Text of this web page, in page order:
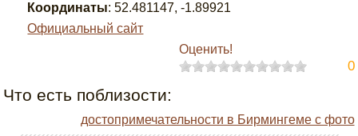
Координаты: 52.481147,-1.89921
Официальный сайт
Оценить!
0
Что есть поблизости:
достопримечательности в Бирмингеме с фото